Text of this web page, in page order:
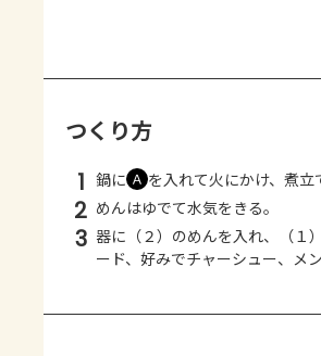
つくり方
1 鍋に Ａ を入れて火にかけ、煮立
2 めんはゆでて水気をきる。
3 器に（２）のめんを入れ、（１
ード、好みでチャーシュー、メ